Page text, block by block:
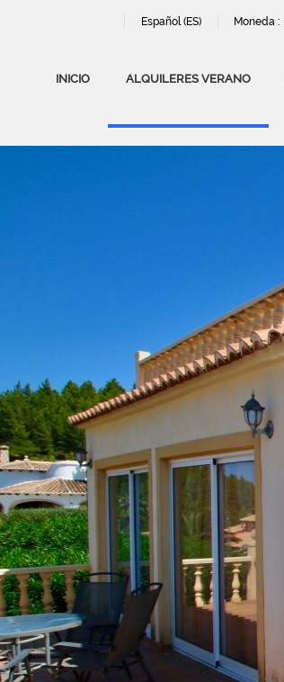
Español (ES) Moneda :
INICIO ALQUILERES VERANO